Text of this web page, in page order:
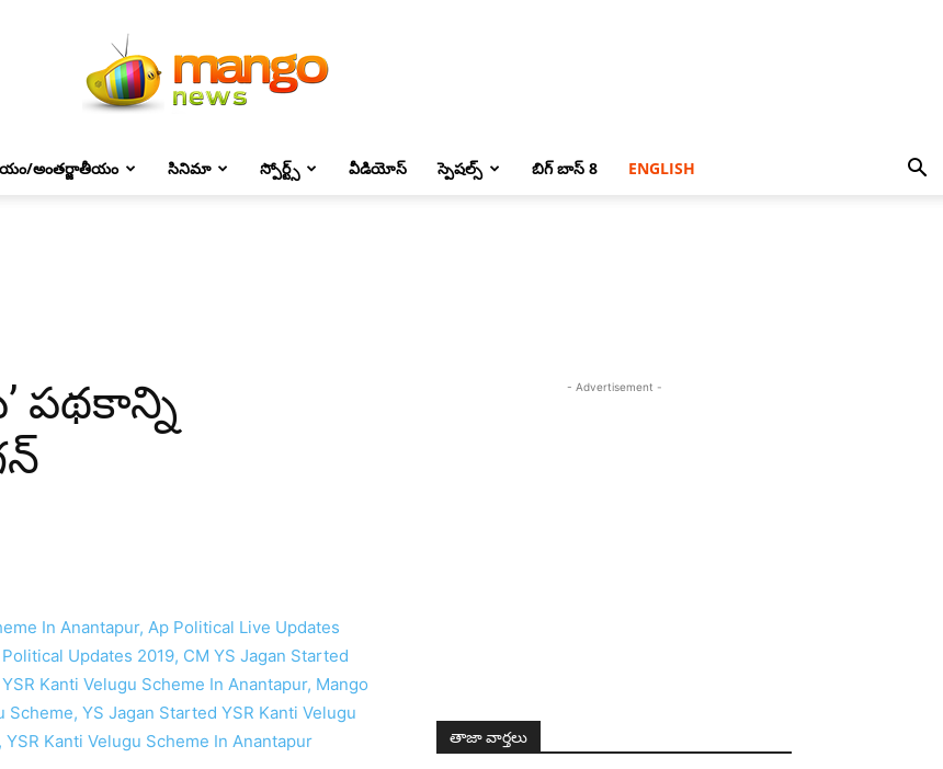
అంతర్జాతీయం సినిమా స్పోర్ట్స్ వీడియోస్ స్పెషల్స్ బిగ్ బాస్ 8 ENGLISH
పథకాన్ని
- Advertisement -
తాజా వార్తలు